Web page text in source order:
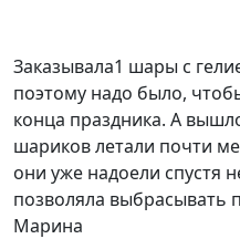
Заказывала1 шары с
поэтому надо было,
конца праздника. А
шариков летали почти
они уже надоели спустя
позволяла выбрасывать
Марина